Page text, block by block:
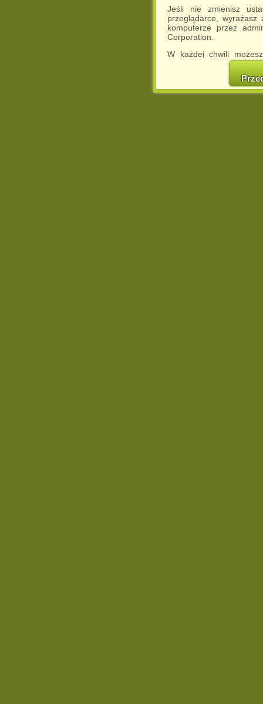
Jeśli nie zmienisz
przeglądarce,
komputerze przez
Corporation.
W każdej chwili
cookies w swojej
w naszej
http://chomikuj.pl/